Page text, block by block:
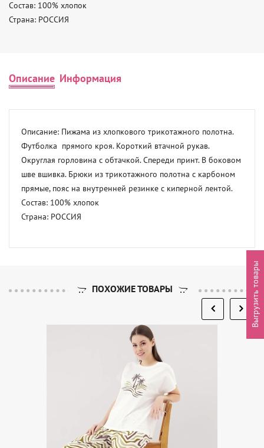
Состав: 100% хлопок
Страна: РОССИЯ
Описание Информация
Описание: Пижама из хлопкового трикотажного полотна.
Футболка  прямого кроя. Короткий втачной рукав.
Округлая горловина с обтачкой. Спереди принт. В боковом
шве вшивка. Брюки из трикотажного полотна с карбоном
прямые, пояс на внутренней резинке с киперной лентой.
Состав: 100% хлопок
Страна: РОССИЯ
ПОХОЖИЕ ТОВАРЫ Выгрузить товары